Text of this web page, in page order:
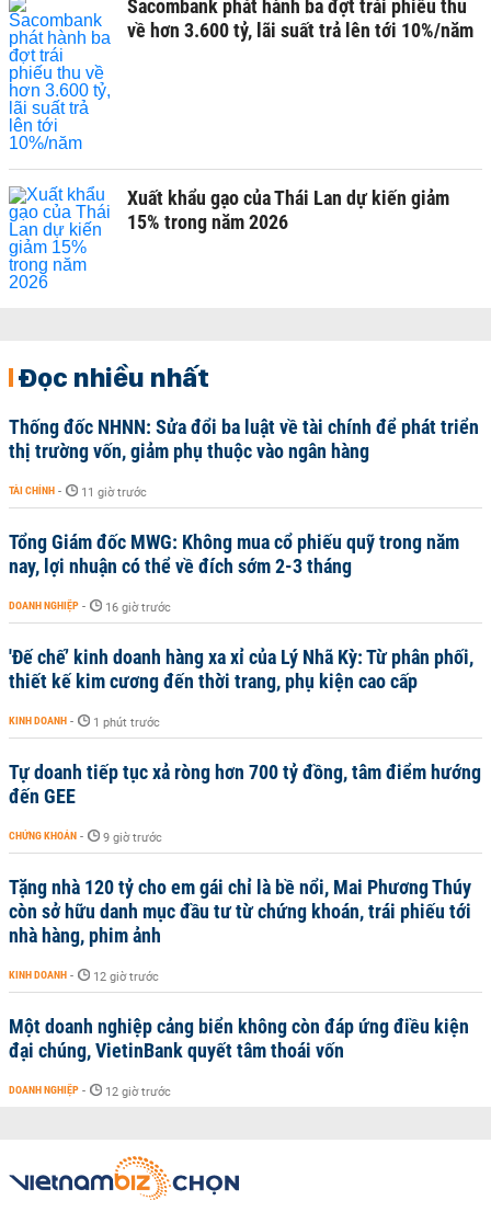
Sacombank phát hành ba đợt trái phiếu thu
về hơn 3.600 tỷ, lãi suất trả lên tới 10%/năm
Xuất khẩu gạo của Thái Lan dự kiến giảm
15% trong năm 2026
Đọc nhiều nhất
Thống đốc NHNN: Sửa đổi ba luật về tài chính để phát triển
thị trường vốn, giảm phụ thuộc vào ngân hàng
TÀI CHÍNH - 11 giờ trước
Tổng Giám đốc MWG: Không mua cổ phiếu quỹ trong năm
nay, lợi nhuận có thể về đích sớm 2-3 tháng
DOANH NGHIỆP - 16 giờ trước
'Đế chế’ kinh doanh hàng xa xỉ của Lý Nhã Kỳ: Từ phân phối,
thiết kế kim cương đến thời trang, phụ kiện cao cấp
KINH DOANH - 1 phút trước
Tự doanh tiếp tục xả ròng hơn 700 tỷ đồng, tâm điểm hướng
đến GEE
CHỨNG KHOÁN - 9 giờ trước
Tặng nhà 120 tỷ cho em gái chỉ là bề nổi, Mai Phương Thúy
còn sở hữu danh mục đầu tư từ chứng khoán, trái phiếu tới
nhà hàng, phim ảnh
KINH DOANH - 12 giờ trước
Một doanh nghiệp cảng biển không còn đáp ứng điều kiện
đại chúng, VietinBank quyết tâm thoái vốn
DOANH NGHIỆP - 12 giờ trước